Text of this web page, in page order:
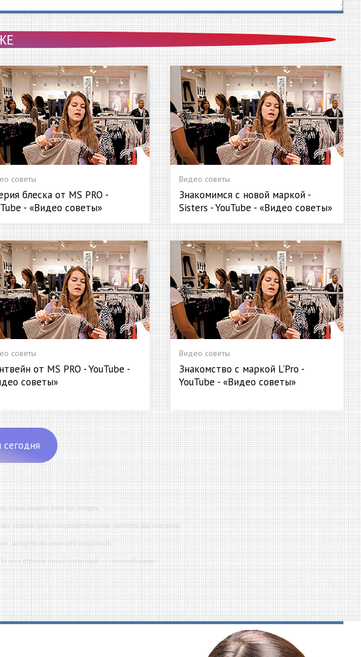
советы
блеска от MS PRO -
- «Видео советы»
Видео советы
Знакомимся с новой маркой -
Sisters - YouTube - «Видео советы»
советы
от MS PRO - YouTube -
советы»
Видео советы
Знакомство с маркой L'Pro -
YouTube - «Видео советы»
о чем можете хотя бы мечтать.
дело совершенствования: работать над мыслями.
которую вы сами себе придумали.
всех страхов самый пугающий — самолюбование.
их дают мне.